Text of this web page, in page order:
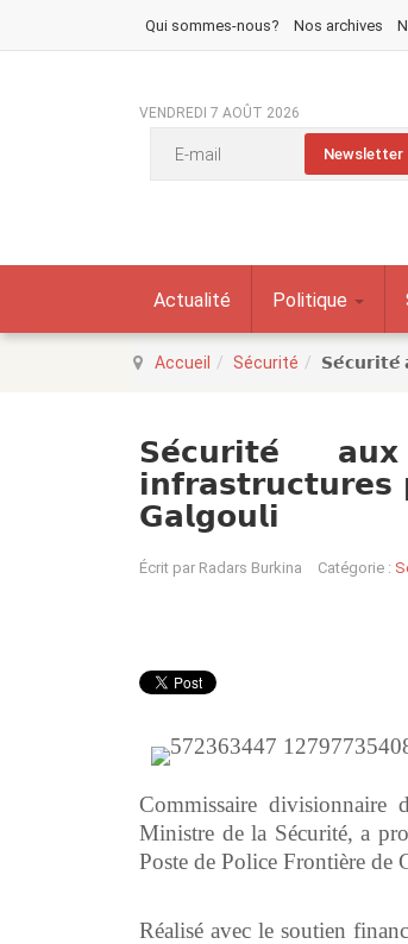
Qui sommes-nous? Nos archives
VENDREDI 7 AOÛT 2026
Actualité Politique
Accueil Sécurité 𝗦𝗲́𝗰𝘂𝗿𝗶𝘁𝗲́
𝗦𝗲́𝗰𝘂𝗿𝗶𝘁𝗲́
𝗚𝗮𝗹𝗴𝗼𝘂𝗹𝗶
Écrit par Radars Burkina Catégorie :
Commissaire divisionnaire
Ministre de la Sécurité, a
Poste de Police Frontière de
Réalisé avec le soutien